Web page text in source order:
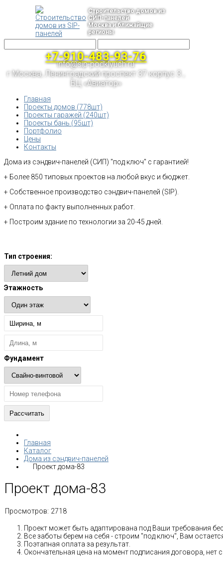
Строительство домов из
СИП-панелей
Москва и ближайщие
регионы
+7-910-483-93-76
info@sip-podklyuch.ru
г.Москва, Ленинградский проспект 37 корпус 3 ,
БЦ «Авиатор»
Главная
Проекты домов (778шт)
Проекты гаражей (240шт)
Проекты бань (95шт)
Портфолио
Цены
Контакты
Дома из сэндвич-панелей (СИП) "под ключ" с гарантией!
+ Более 850 типовых проектов на любой вкус и бюджет.
+ Собственное производство сэндвич-панелей (SIP).
+ Оплата по факту выполненных работ.
+ Построим здание по технологии за 20-45 дней.
Тип строения:
Этажность
Фундамент
Главная
Каталог
Дома из сэндвич-панелей
Проект дома-83
Проект дома-83
Просмотров: 2718
Проект может быть адаптирована под Ваши требования
Все заботы берем на себя - строим "под ключ", Вам
Поэтапная оплата за результат.
Окончательная цена на момент подписания договора, нет